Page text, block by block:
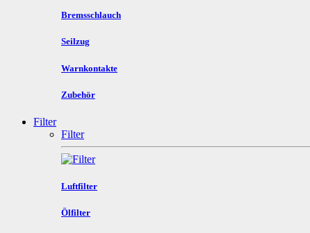
Bremsschlauch
Seilzug
Warnkontakte
Zubehör
Filter
Filter
Luftfilter
Ölfilter